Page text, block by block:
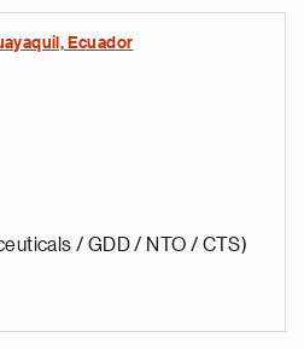
Ecuador
/ GDD / NTO / CTS)